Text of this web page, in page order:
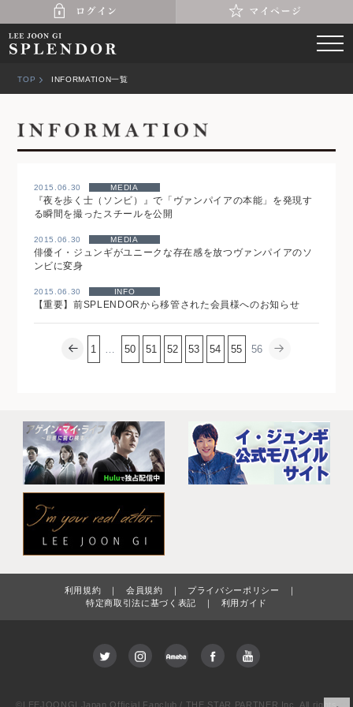
TOP INFORMATION一覧
2015.06.30 MEDIA
『夜を歩く士（ソンビ）』で「ヴァンパイアの本能」を発現す
る瞬間を撮ったスチールを公開
2015.06.30 MEDIA
俳優イ・ジュンギがユニークな存在感を放つヴァンパイアのソ
ンビに変身
2015.06.30 INFO
【重要】前SPLENDORから移管された会員様へのお知らせ
1 50 51 52 53 54 55 56
利用規約 会員規約 プライバシーポリシー
特定商取引法に基づく表記
利用ガイド
©LEEJOONGI Japan Official Fanclub / THE STAR PARTNER Inc. All rights